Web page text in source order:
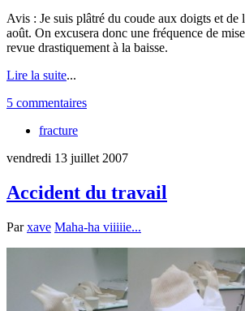
Avis : Je suis plâtré du coude aux doigts et
août. On excusera donc une fréquence de
revue drastiquement à la baisse.
Lire la suite...
5 commentaires
fracture
vendredi 13 juillet 2007
Accident du travail
Parxave Maha-ha viiiiie...